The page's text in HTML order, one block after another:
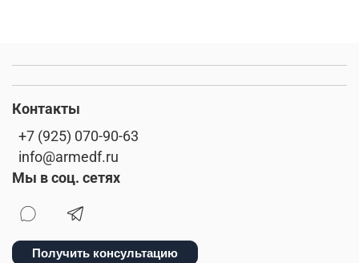
Контакты
+7 (925) 070-90-63
info@armedf.ru
Мы в соц. сетях
Получить консультацию